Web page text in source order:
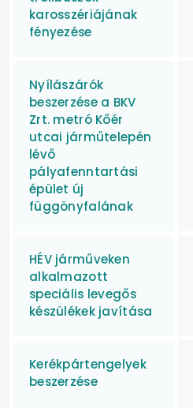
karosszériájának
fényezése
Nyílászárók
beszerzése a BKV
Zrt. metró Kőér
utcai járműtelepén
lévő
pályafenntartási
épület új
függönyfalának
HÉV járműveken
alkalmazott
speciális levegős
készülékek javítása
Kerékpártengelyek
beszerzése